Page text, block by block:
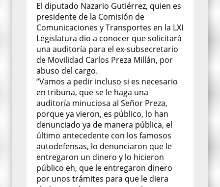
El diputado Nazario Gutiérrez, quien es
presidente de la Comisión de
Comunicaciones y Transportes en la LXI
Legislatura dio a conocer que solicitará
una auditoría para el ex-subsecretario
de Movilidad Carlos Preza Millán, por
abuso del cargo.
“Vamos a pedir incluso si es necesario
en tribuna, que se le haga una
auditoría minuciosa al Señor Preza,
porque ya vieron, es público, lo han
denunciado ya de manera pública, el
último antecedente con los famosos
autodefensas, lo denunciaron que le
entregaron un dinero y lo hicieron
público eh, que le entregaron dinero
por unos trámites para que le diera